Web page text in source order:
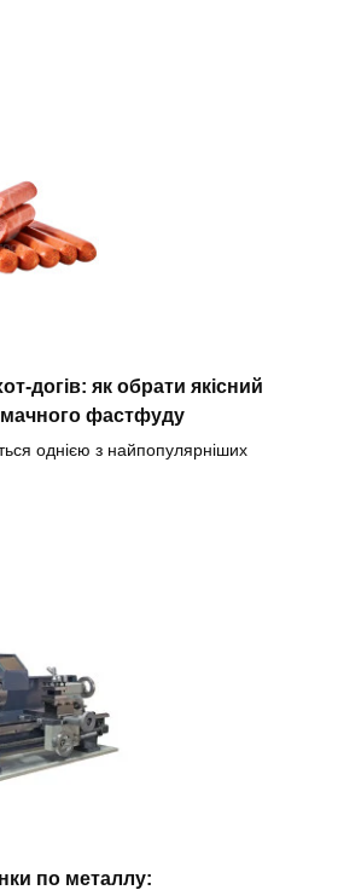
догів: як обрати якісний
фастфуду
однією з найпопулярніших
по металлу: